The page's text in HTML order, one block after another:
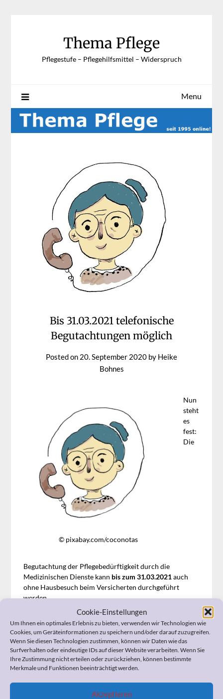
Cookie-Einstellungen
Um Ihnen ein optimales Erlebnis zu bieten, verwenden wir Technologien wie
Cookies, um Geräteinformationen zu speichern und/oder darauf zuzugreifen.
Wenn Sie diesen Technologien zustimmen, können wir Daten wie das
Surfverhalten oder eindeutige IDs auf dieser Website verarbeiten. Wenn Sie
Ihre Zustimmung nicht erteilen oder zurückziehen, können bestimmte
Merkmale und Funktionen beeinträchtigt werden.
Akzeptieren
Thema Pflege
Pflegestufe – Pflegehilfsmittel – Widerspruch
Menu
Bis 31.03.2021 telefonische
Begutachtungen möglich
Posted on 20. September 2020 by Heike
Bohnes
© pixabay.com/coconotas
Nun
steht
es
fest:
Die
Begutachtung der Pflegebedürftigkeit durch die
Medizinischen Dienste kann bis zum 31.03.2021auch
ohne Hausbesuch beim Versicherten durchgeführt
werden.
telefonische Begutachtun
Begutachtung nach Aktenlage ist
ab dem 01.10.2020
allerdings, dass der Medizinische Dienst ein zu hohes
Ansteckungsrisiko beim Pflegebedürftigen oder dem
Gutachter mit dem Coronavirus sieht.
Das heißt aber auch, dass wenn Sie oder Ihr Hausarzt ein
zu hohes Ansteckungsrisiko sehen, Sie dies dem